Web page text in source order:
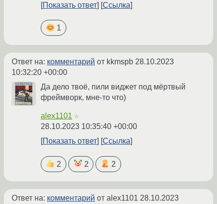
Показать ответ
Ссылка
1
Ответ на: комментарий от kkmspb 28.10.2023
10:32:20 +00:00
Да дело твоё, пили виджет под мёртвый
фреймворк, мне-то что)
alex1101 ☆
28.10.2023 10:35:40 +00:00
Показать ответ
Ссылка
2 2 2
Ответ на: комментарий от alex1101 28.10.2023